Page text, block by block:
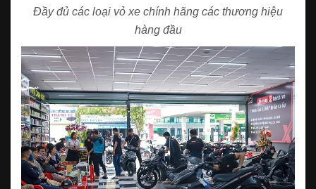
Đầy đủ các loại vỏ xe chính hãng các thương hiệu
hàng đầu